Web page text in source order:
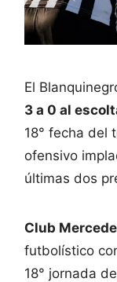
El
3 a 0 al
18° fecha del
ofensivo
últimas dos
Club Mercede
futbolístico
18° jornada